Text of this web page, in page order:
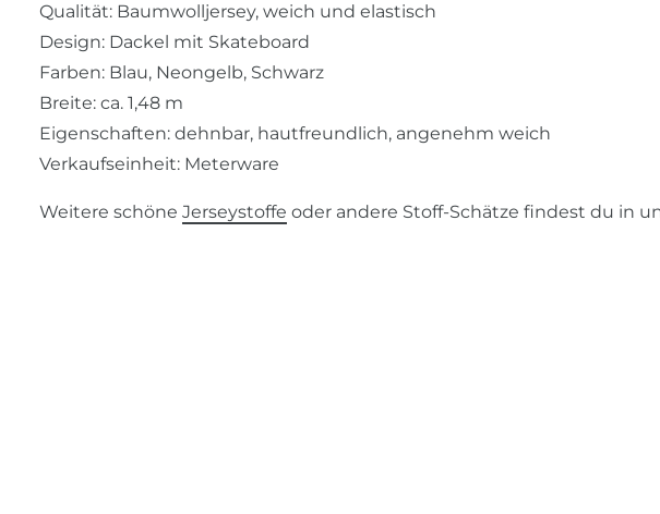
Qualität: Baumwolljersey, weich und elastisch
Design: Dackel mit Skateboard
Farben: Blau, Neongelb, Schwarz
Breite: ca. 1,48 m
Eigenschaften: dehnbar, hautfreundlich, angenehm weich
Verkaufseinheit: Meterware
Weitere schöne Jerseystoffe oder andere Stoff-Schätze findest du in